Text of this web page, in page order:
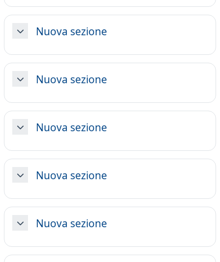
MinimizzaNuova sezione
MinimizzaNuova sezione
MinimizzaNuova sezione
MinimizzaNuova sezione
MinimizzaNuova sezione